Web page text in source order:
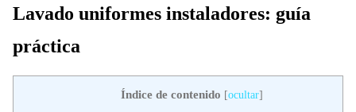
Lavado uniformes instaladores: guía
práctica
Índice de contenido [ocultar]